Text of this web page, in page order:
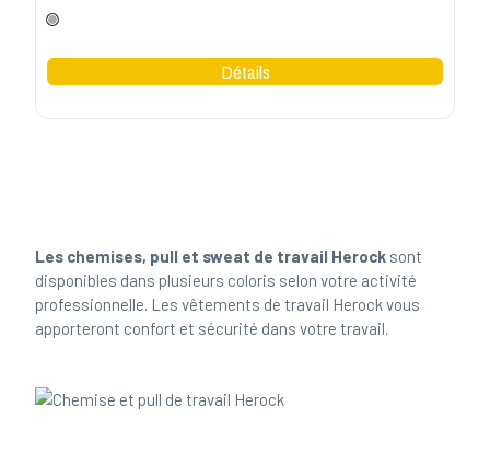
Gris
Les chemises, pull et sweat de travail Herock sont
disponibles dans plusieurs coloris selon votre activité
professionnelle. Les vêtements de travail Herock vous
apporteront confort et sécurité dans votre travail.